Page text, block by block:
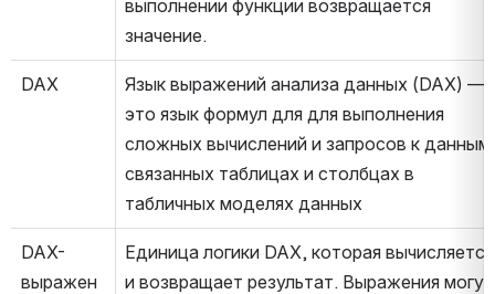
выполнении функции возвращается
значение.
DAX
Язык выражений анализа данных (DAX) —
это язык формул для для выполнения
сложных вычислений и запросов к данным
связанных таблицах и столбцах в
табличных моделях данных
DAX-
выражен
Единица логики DAX, которая вычисляется
и возвращает результат. Выражения могут